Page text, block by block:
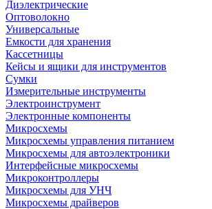
Диэлектрические
Оптоволокно
Универсальные
Емкости для хранения
Кассетницы
Кейсы и ящики для инструментов
Сумки
Измерительные инструменты
Электроинструмент
Электронные компоненты
Микросхемы
Микросхемы управления питанием
Микросхемы для автоэлектроники
Интерфейсные микросхемы
Микроконтроллеры
Микросхемы для УНЧ
Микросхемы драйверов